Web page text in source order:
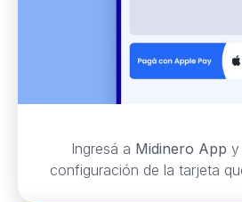
Ingresá a Midinero App y
configuración de la tarjeta